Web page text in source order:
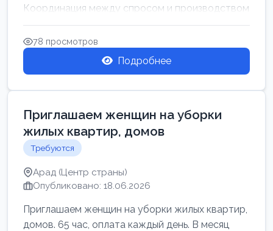
Координация между спросом и производством
для обеспечения своевр...
78 просмотров
Подробнее
Приглашаем женщин на уборки
жилых квартир, домов
Требуются
Арад (Центр страны)
Опубликовано: 18.06.2026
Приглашаем женщин на уборки жилых квартир,
домов. 65 час, оплата каждый день. В месяц